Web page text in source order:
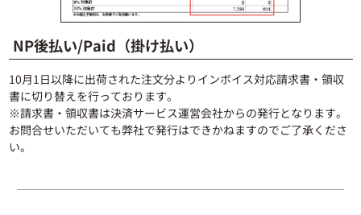
NP後払い/Paid（掛け払い）
10月1日以降に出荷された注文分よりインボイス対応請求書・領収
書に切り替えを行っております。
※請求書・領収書は決済サービス運営会社からの発行となります。
お問合せいただいても弊社で発行はできかねますのでご了承くださ
い。